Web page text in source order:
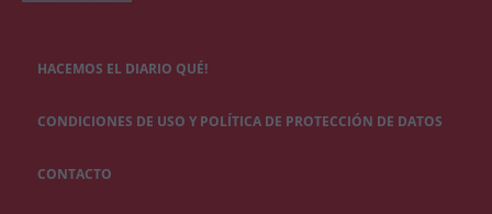
HACEMOS EL DIARIO QUÉ!
CONDICIONES DE USO Y POLÍTICA DE PROTECCIÓN DE DATOS
CONTACTO